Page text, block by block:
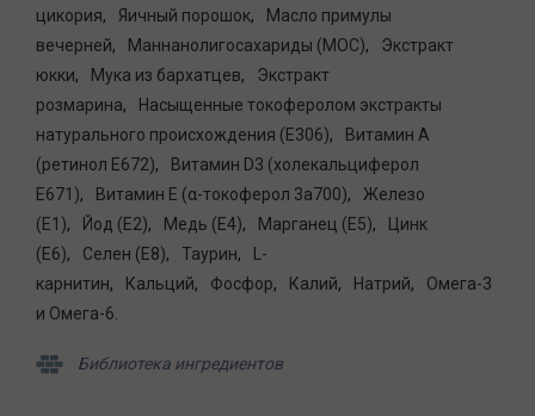
цикория
Яичный порошок
Масло примулы
вечерней
Маннанолигосахариды (МОС)
Экстракт
юкки
Мука из бархатцев
Экстракт
розмарина
Насыщенные токоферолом экстракты
натурального происхождения (E306)
Витамин A
(ретинол E672)
Витамин D3 (холекальциферол
E671)
Витамин E (α-токоферол 3a700)
Железо
(E1)
Йод (E2) Медь (E4) Марганец (E5)
Цинк
(E6)
Селен (E8) Таурин
L-
карнитин
Кальций Фосфор Калий Натрий
Омега-3
и Омега-6
Библиотека ингредиентов